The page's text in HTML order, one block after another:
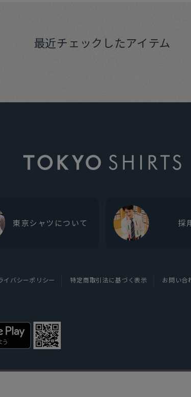
最近チェックしたアイテム
東京シャツについて 採
イバシーポリシー 特定商取引法に基づく表示 お問い合